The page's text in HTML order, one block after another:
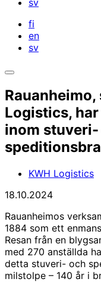
sv
fi
en
sv
Öppna
Logistics,
inom stuveri-
KWH Logistics
18.10.2024
Rauanheimos
1884 som ett
Resan från en
med 270 anställda
detta stuveri- och
milstolpe – 140 år i